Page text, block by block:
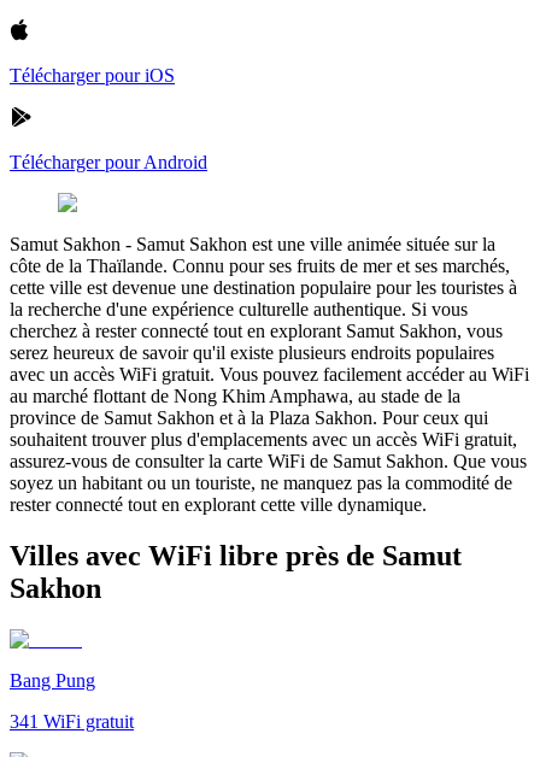
Télécharger pour iOS
Télécharger pour Android
Samut Sakhon - Samut Sakhon est une ville animée située sur la
côte de la Thaïlande. Connu pour ses fruits de mer et ses marchés,
cette ville est devenue une destination populaire pour les touristes à
la recherche d'une expérience culturelle authentique. Si vous
cherchez à rester connecté tout en explorant Samut Sakhon, vous
serez heureux de savoir qu'il existe plusieurs endroits populaires
avec un accès WiFi gratuit. Vous pouvez facilement accéder au WiFi
au marché flottant de Nong Khim Amphawa, au stade de la
province de Samut Sakhon et à la Plaza Sakhon. Pour ceux qui
souhaitent trouver plus d'emplacements avec un accès WiFi gratuit,
assurez-vous de consulter la carte WiFi de Samut Sakhon. Que vous
soyez un habitant ou un touriste, ne manquez pas la commodité de
rester connecté tout en explorant cette ville dynamique.
Villes avec WiFi libre près de Samut
Sakhon
Bang Pung
341 WiFi gratuit